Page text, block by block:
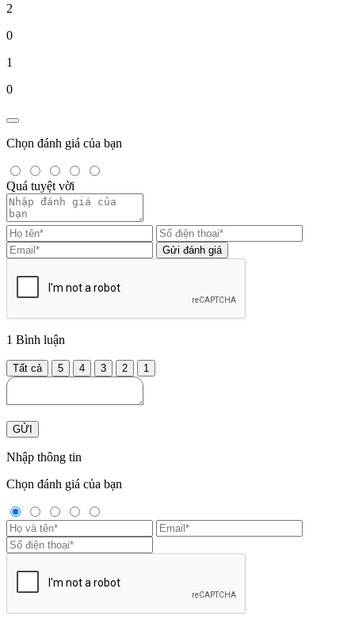
2
0
1
0
Chọn đánh giá của bạn
Quá tuyệt vời
Gửi đánh giá
1 Bình luận
Tất cả 5 4 3 2 1
GỬI
Nhập thông tin
Chọn đánh giá của bạn